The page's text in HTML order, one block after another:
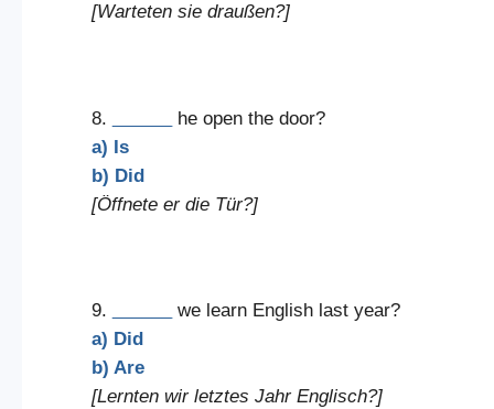
[Warteten sie draußen?]
8.
he open the door?
a) Is
b) Did
[Öffnete er die Tür?]
9.
we learn English last year?
a) Did
b) Are
[Lernten wir letztes Jahr Englisch?]